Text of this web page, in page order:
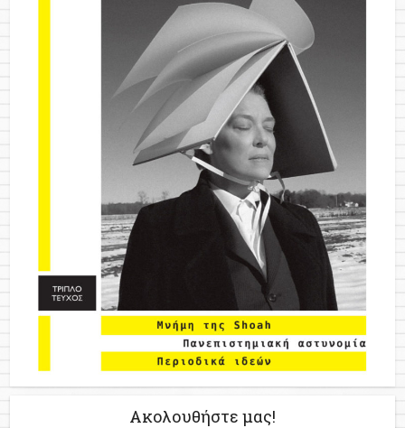
Ακολουθήστε μας!